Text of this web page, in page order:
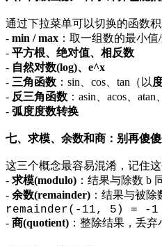
通过下拉菜单可以切换的函数积
- min / max ：取一组数的最小值
- 平方根、绝对值、相反数
- 自然对数(log)、e^x
- 三角函数 ：sin、cos、tan（以
- 反三角函数 ：asin、acos、atan
- 弧度度数转换
七、求模、余数和商：别再傻
这三个概念最容易混淆，记住这
- 求模(modulo) ：结果与除数 b
- 余数(remainder) ：结果与被除
remainder(-11, 5) = -1
- 商(quotient) ：整除结果，丢弃